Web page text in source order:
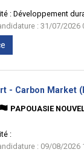
: Développement
: 31/07/2026
- Carbon Market
PAPOUASIE
:
: 09/08/2026